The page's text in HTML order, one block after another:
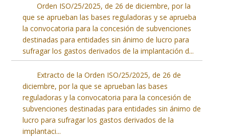
Orden ISO/25/2025, de 26 de diciembre, por la
que se aprueban las bases reguladoras y se aprueba
la convocatoria para la concesión de subvenciones
destinadas para entidades sin ánimo de lucro para
sufragar los gastos derivados de la implantación d...
Extracto de la Orden ISO/25/2025, de 26 de
diciembre, por la que se aprueban las bases
reguladoras y la convocatoria para la concesión de
subvenciones destinadas para entidades sin ánimo de
lucro para sufragar los gastos derivados de la
implantaci...